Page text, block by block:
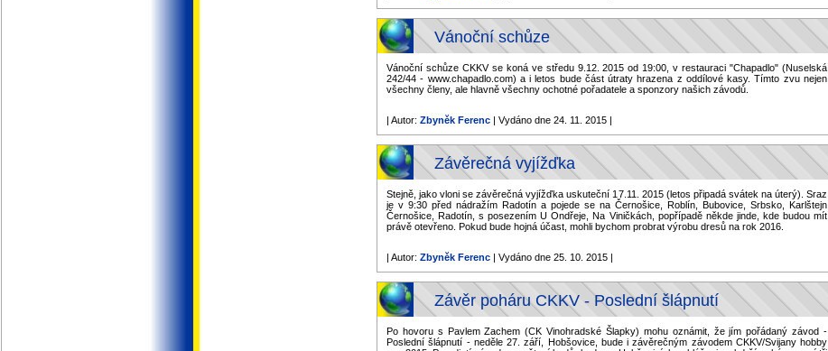
Vánoční schůze
Vánoční schůze CKKV se koná ve středu 9.12. 2015 od 19:00, v restauraci "Chapadlo" (Nuselská
242/44 - www.chapadlo.com) a i letos bude část útraty hrazena z oddílové kasy. Tímto zvu nejen
všechny členy, ale hlavně všechny ochotné pořadatele a sponzory našich závodů.
| Autor: Zbyněk Ferenc | Vydáno dne 24. 11. 2015 |
Závěrečná vyjížďka
Stejně, jako vloni se závěrečná vyjížďka uskuteční 17.11. 2015 (letos připadá svátek na úterý). Sraz
je v 9:30 před nádražím Radotín a pojede se na Černošice, Roblín, Bubovice, Srbsko, Karlštejn
Černošice, Radotín, s posezením U Ondřeje, Na Viničkách, popřípadě někde jinde, kde budou mít
právě otevřeno. Pokud bude hojná účast, mohli bychom probrat výrobu dresů na rok 2016.
| Autor: Zbyněk Ferenc | Vydáno dne 25. 10. 2015 |
Závěr poháru CKKV - Poslední šlápnutí
Po hovoru s Pavlem Zachem (CK Vinohradské Šlapky) mohu oznámit, že jím pořádaný závod -
Poslední šlápnutí - neděle 27. září, Hobšovice, bude i závěrečným závodem CKKV/Svijany hobby